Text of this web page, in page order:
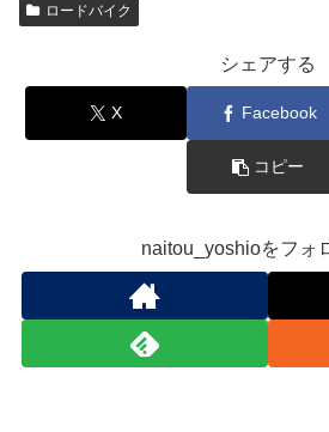
ロードバイク
シェアする
X Facebook
コピー
naitou_yoshioをフォ